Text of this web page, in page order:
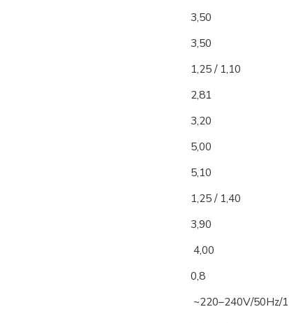
3,50
3,50
1,25 / 1,10
2,81
3,20
5,00
5,10
1,25 / 1,40
3,90
4,00
0,8
~220–240V/50Hz/